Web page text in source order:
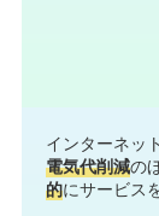
インターネッ
電気代削減の
的にサービス